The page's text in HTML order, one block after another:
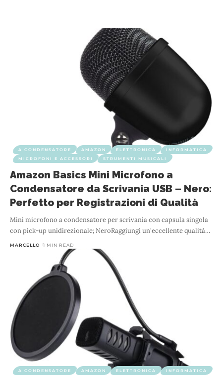
A CONDENSATORE AMAZON ELETTRONICA
INFORMATICA
MICROFONI E ACCESSORI
STRUMENTI MUSICALI
Amazon Basics Mini Microfono a
Condensatore da Scrivania USB – Nero:
Perfetto per Registrazioni di Qualità
Mini microfono a condensatore per scrivania con capsula singola
con pick-up unidirezionale; NeroRaggiungi un'eccellente qualità…
MARCELLO 1 MIN READ
A CONDENSATORE AMAZON ELETTRONICA INFORMATICA